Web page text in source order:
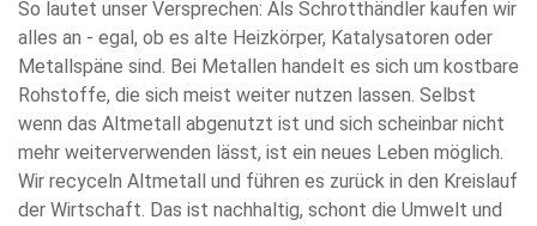
So lautet unser Versprechen: Als Schrotthändler kaufen wir
alles an - egal, ob es alte Heizkörper, Katalysatoren oder
Metallspäne sind. Bei Metallen handelt es sich um kostbare
Rohstoffe, die sich meist weiter nutzen lassen. Selbst
wenn das Altmetall abgenutzt ist und sich scheinbar nicht
mehr weiterverwenden lässt, ist ein neues Leben möglich.
Wir recyceln Altmetall und führen es zurück in den Kreislauf
der Wirtschaft. Das ist nachhaltig, schont die Umwelt und